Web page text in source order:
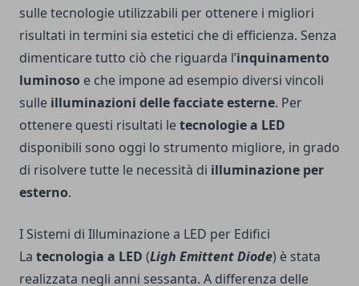
sulle tecnologie utilizzabili per ottenere i migliori
risultati in termini sia estetici che di efficienza. Senza
dimenticare tutto ciò che riguarda l’inquinamento
luminoso e che impone ad esempio diversi vincoli
sulle illuminazioni delle facciate esterne. Per
ottenere questi risultati letecnologie a LED
disponibili sono oggi lo strumento migliore, in grado
di risolvere tutte le necessità di illuminazione per
esterno.
I Sistemi di Illuminazione a LED per Edifici
La tecnologia a LED (Ligh Emittent Diode) è stata
realizzata negli anni sessanta. A differenza delle